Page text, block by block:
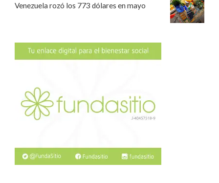
Venezuela rozó los 773 dólares en mayo